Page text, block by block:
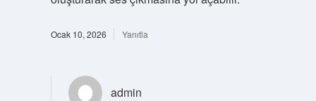
Ocak 10, 2026 Yanıtla
admin